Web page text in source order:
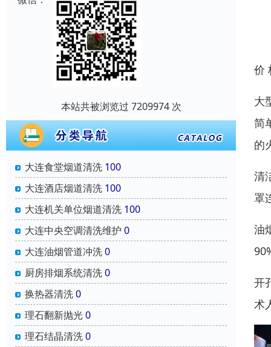
本站共被浏览过 7209974 次
大连食堂烟道清洗 100
大连酒店烟道清洗 100
大连机关单位烟道清洗 100
大连中央空调清洗维护 0
大连油烟管道冲洗0
厨房排烟系统清洗0
换热器清洗0
理石翻新抛光0
理石结晶清洗0
价
大
简
的
清
罩
油
开
术